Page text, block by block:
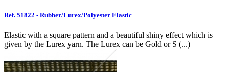
Ref. 51822 - Rubber/Lurex/Polyester Elastic
Elastic with a square pattern and a beautiful shiny effect which is
given by the Lurex yarn. The Lurex can be Gold or S (...)